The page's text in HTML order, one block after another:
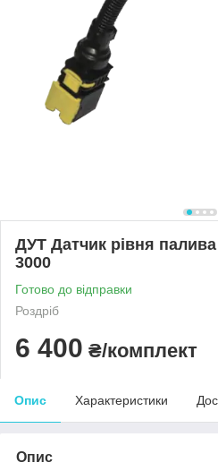
ДУТ Датчик рівня
3000
Готово до відправки
Роздріб
6 400 ₴/комплект
Опис Характеристики
Опис